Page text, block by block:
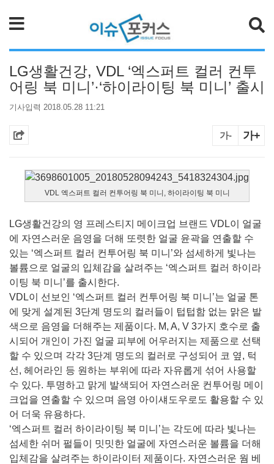
LG생활건강, VDL ‘엑스퍼트 컬러 컨투
어링 북 미니’·‘하이라이팅 북 미니’ 출시
기사입력 2018.05.28 11:21
가- 가+
VDL 엑스퍼트 컬러 컨투어링 북 미니, 하이라이팅 북 미니
LG생활건강의 영 프레스티지 메이크업 브랜드 VDL이 얼굴
에 자연스러운 음영을 더해 또렷한 얼굴 윤곽을 연출할 수
있는 ‘엑스퍼트 컬러 컨투어링 북 미니’와 섬세하게 빛나는
볼륨으로 얼굴의 입체감을 살려주는 ‘엑스퍼트 컬러 하이라
이팅 북 미니’를 출시한다.
VDL이 선보인 ‘엑스퍼트 컬러 컨투어링 북 미니’는 얼굴 톤
에 맞게 설계된 3단계 명도의 컬러들이 텁텁함 없는 맑은 발
색으로 음영을 더해주는 제품이다. M, A, V 3가지 호수로 출
시되어 개인이 가진 얼굴 피부에 어우러지는 제품으로 선택
할 수 있으며 각각 3단계 명도의 컬러로 구성되어 코 옆, 턱
선, 헤어라인 등 원하는 부위에 따라 자유롭게 섞어 사용할
수 있다. 투명하고 맑게 발색되어 자연스러운 컨투어링 메이
크업을 연출할 수 있으며 음영 아이섀도우로도 활용할 수 있
어 더욱 유용하다.
‘엑스퍼트 컬러 하이라이팅 북 미니’는 각도에 따라 빛나는
섬세한 쉬머 펄들이 밋밋한 얼굴에 자연스러운 볼륨을 더해
입체감을 살려주는 하이라이터 제품이다. 자연스러운 웜 베